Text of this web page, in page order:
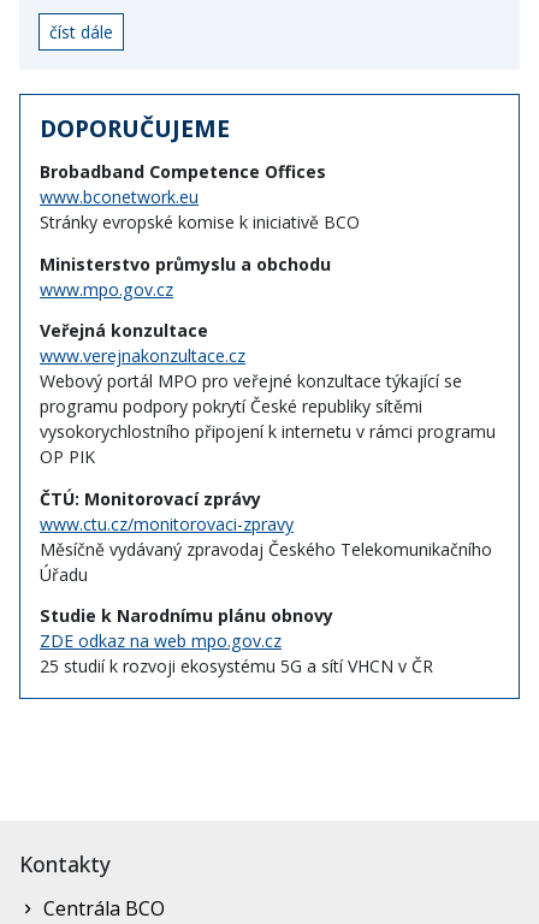
číst dále
DOPORUČUJEME
Brobadband Competence Offices
www.bconetwork.eu
Stránky evropské komise k iniciativě BCO
Ministerstvo průmyslu a obchodu
www.mpo.gov.cz
Veřejná konzultace
www.verejnakonzultace.cz
Webový portál MPO pro veřejné konzultace týkající se
programu podpory pokrytí České republiky sítěmi
vysokorychlostního připojení k internetu v rámci programu
OP PIK
ČTÚ: Monitorovací zprávy
www.ctu.cz/monitorovaci-zpravy
Měsíčně vydávaný zpravodaj Českého Telekomunikačního
Úřadu
Studie k Narodnímu plánu obnovy
ZDE odkaz na web mpo.gov.cz
25 studií k rozvoji ekosystému 5G a sítí VHCN v ČR
Kontakty
Centrála BCO